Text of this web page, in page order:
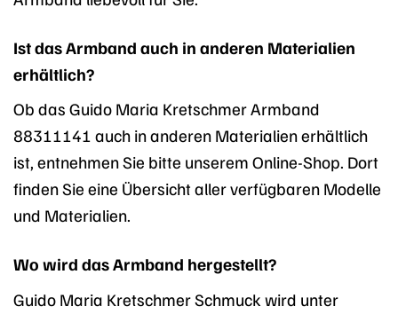
Ist das Armband auch in anderen Materialien
erhältlich?
Ob das Guido Maria Kretschmer Armband
88311141 auch in anderen Materialien erhältlich
ist, entnehmen Sie bitte unserem Online-Shop. Dort
finden Sie eine Übersicht aller verfügbaren Modelle
und Materialien.
Wo wird das Armband hergestellt?
Guido Maria Kretschmer Schmuck wird unter